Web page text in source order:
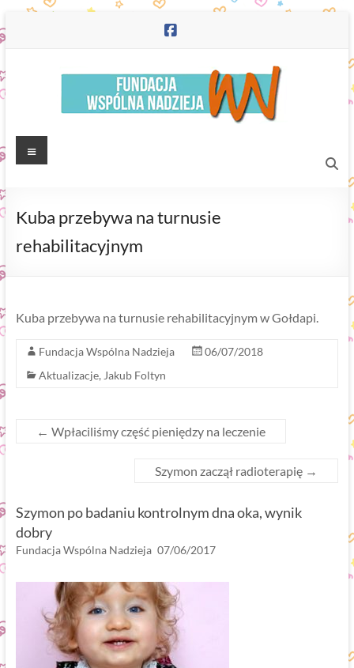
to
Fundacja
Nadzieja"
Menu
Kuba przebywa na turnusie
rehabilitacyjnym
Kuba przebywa na turnusie rehabilitacyjnym w Gołdapi.
Fundacja Wspólna Nadzieja
06/07/2018
Aktualizacje, Jakub Foltyn
← Wpłaciliśmy część pieniędzy na leczenie
Szymon zaczął radioterapię →
Szymon po badaniu kontrolnym dna oka, wynik
dobry
Fundacja Wspólna Nadzieja 07/06/2017